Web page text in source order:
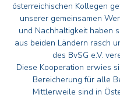
österreichischen Kollegen
unserer gemeinsamen
und Nachhaltigkeit haben
aus beiden Ländern rasch
des BvSG e.V.
Diese Kooperation erwies
Bereicherung für alle
Mittlerweile sind in